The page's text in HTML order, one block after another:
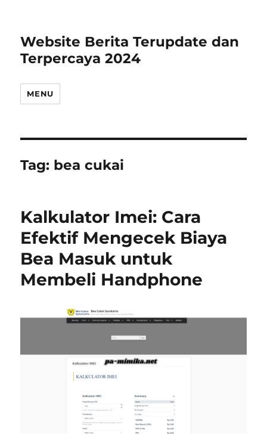
Website Berita Terupdate dan
Terpercaya 2024
MENU
Tag: bea cukai
Kalkulator Imei: Cara
Efektif Mengecek Biaya
Bea Masuk untuk
Membeli Handphone